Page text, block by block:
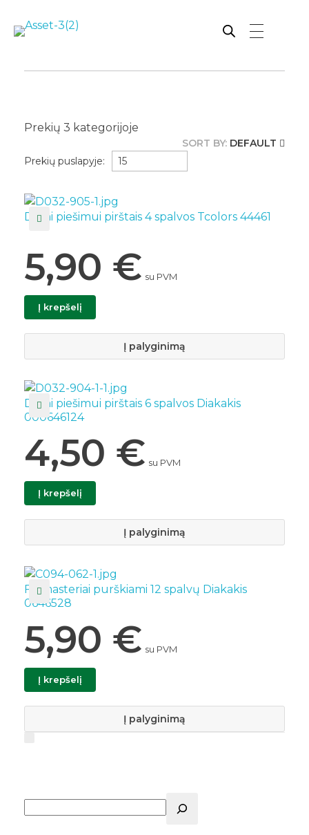
Prekių 3 kategorijoje
SORT BY: DEFAULT
Prekių puslapyje:
Dažai piešimui pirštais 4 spalvos Tcolors 44461
5,90 € su PVM
Į krepšelį
Į palyginimą
Dažai piešimui pirštais 6 spalvos Diakakis
000646124
4,50 € su PVM
Į krepšelį
Į palyginimą
Flomasteriai purškiami 12 spalvų Diakakis
0646528
5,90 € su PVM
Į krepšelį
Į palyginimą